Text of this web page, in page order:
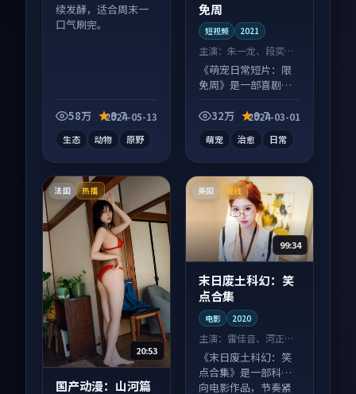
续发酵，适合周末一
口气刷完。
58万 9.7
2024-05-13
生态 动物 原野
免周
短视频 2021
主演：朱一龙、段奕宏
等
《萌宠日常短片：限
免周》是一部喜剧向
续发酵，适合周末一
32万 9.7
2024-03-01
萌宠 治愈 日常
法国 热播
20:53
国产动漫：山河篇
美国 院线
99:34
末日废土科幻：笑
点合集
电影 2020
主演： 雷佳音、河正宇
等
《末日废土科幻：笑
点合集》是一部科幻
向电影作品，节奏紧